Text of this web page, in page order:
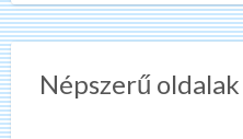
Népszerű oldalak